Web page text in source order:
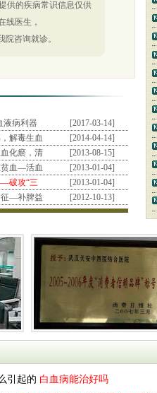
供的疾病常识信息仅供
线医生，
院咨询就诊。
液病利器
[2017-03-14]
解毒生血
[2014-04-14]
化瘀，清
[2013-08-15]
贫血—活血
[2013-01-04]
破攻“三
[2013-01-04]
征—补脾益
[2012-10-13]
引起的 白血病能治好吗